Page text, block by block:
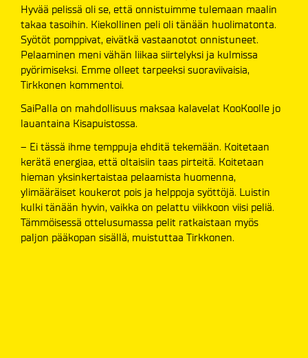
Hyvää pelissä oli se, että onnistuimme tulemaan maalin
takaa tasoihin. Kiekollinen peli oli tänään huolimatonta.
Syötöt pomppivat, eivätkä vastaanotot onnistuneet.
Pelaaminen meni vähän liikaa siirtelyksi ja kulmissa
pyörimiseksi. Emme olleet tarpeeksi suoraviivaisia,
Tirkkonen kommentoi.
SaiPalla on mahdollisuus maksaa kalavelat KooKoolle jo
lauantaina Kisapuistossa.
– Ei tässä ihme temppuja ehditä tekemään. Koitetaan
kerätä energiaa, että oltaisiin taas pirteitä. Koitetaan
hieman yksinkertaistaa pelaamista huomenna,
ylimääräiset koukerot pois ja helppoja syöttöjä. Luistin
kulki tänään hyvin, vaikka on pelattu viikkoon viisi peliä.
Tämmöisessä ottelusumassa pelit ratkaistaan myös
paljon pääkopan sisällä, muistuttaa Tirkkonen.